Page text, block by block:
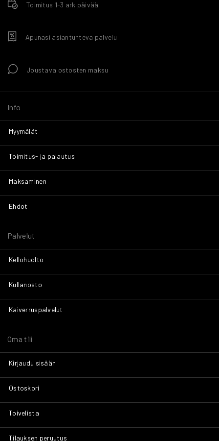
Toimitus 1-3 arkipäivää
Apunasi asiantunteva palvelu
Joustava ostosten maksu
Info
Myymälät
Toimitus- ja palautus
Maksaminen
Ehdot
Palvelut
Kellohuolto
Kullanosto
Kaiverruspalvelut
Oma tili
Kirjaudu sisään
Ostoskori
Toivelista
Tilauksen peruutus